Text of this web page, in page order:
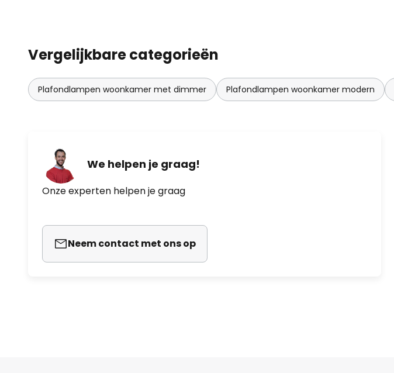
Vergelijkbare categorieën
Plafondlampen woonkamer met dimmer Plafondlampen woonkamer modern
We helpen je graag!
Onze experten helpen je graag
Neem contact met ons op